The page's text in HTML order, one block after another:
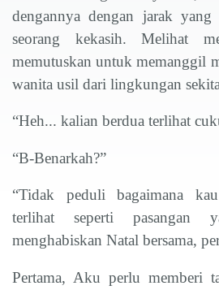
dengannya dengan jarak yang
seorang kekasih. Melihat
memutuskan untuk memanggil
wanita usil dari lingkungan
“Heh... kalian berdua terlihat
“B-Benarkah?”
“Tidak peduli bagaimana
terlihat seperti pasangan
menghabiskan Natal bersama,
Pertama, Aku perlu memberi